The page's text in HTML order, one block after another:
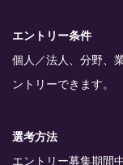
エントリー条件
個人／法人、分野、
ントリーできます。
選考方法
エントリー募集期間